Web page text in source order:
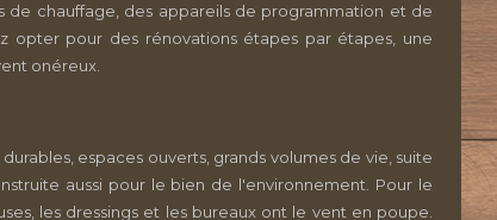
de chauffage, des appareils de programmation et de
opter pour des rénovations étapes par étapes, une
onéreux.
espaces ouverts, grands volumes de vie, suite
aussi pour le bien de l'environnement. Pour le
les dressings et les bureaux ont le vent en poupe.